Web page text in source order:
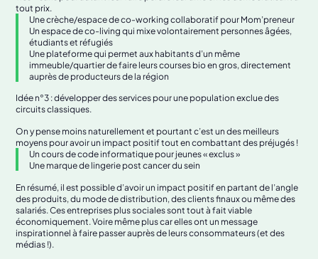
tout prix.
Une crèche/espace de co-working collaboratif pour Mom’preneur
Un espace de co-living qui mixe volontairement personnes âgées,
étudiants et réfugiés
Une plateforme qui permet aux habitants d’un même
immeuble/quartier de faire leurs courses bio en gros, directement
auprès de producteurs de la région
Idée n°3 : développer des services pour une population exclue des
circuits classiques.
On y pense moins naturellement et pourtant c’est un des meilleurs
moyens pour avoir un impact positif tout en combattant des préjugés !
Un cours de code informatique pour jeunes « exclus »
Une marque de lingerie post cancer du sein
En résumé, il est possible d’avoir un impact positif en partant de l’angle
des produits, du mode de distribution, des clients finaux ou même des
salariés. Ces entreprises plus sociales sont tout à fait viable
économiquement. Voire même plus car elles ont un message
inspirationnel à faire passer auprès de leurs consommateurs (et des
médias !).